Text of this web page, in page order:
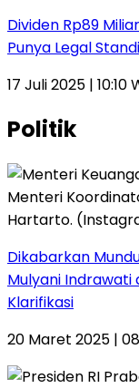
Dividen Rp89
Punya Legal
17 Juli 2025 | 10:10
Politik
Dikabarkan
Mulyani Indrawati
Klarifikasi
20 Maret 2025 |